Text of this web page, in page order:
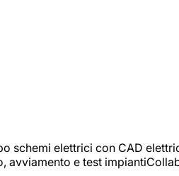
elettrici con CAD
avviamento e test